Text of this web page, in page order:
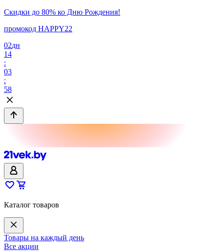
Скидки до 80% ко Дню Рождения!
промокод HAPPY22
02дн
14
:
03
:
58
Каталог товаров
Товары на каждый день
Все акции